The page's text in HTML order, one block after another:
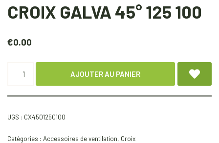
CROIX GALVA 45° 125 100
€0.00
AJOUTER AU PANIER
UGS : CX4501250100
Catégories : Accessoires de ventilation, Croix